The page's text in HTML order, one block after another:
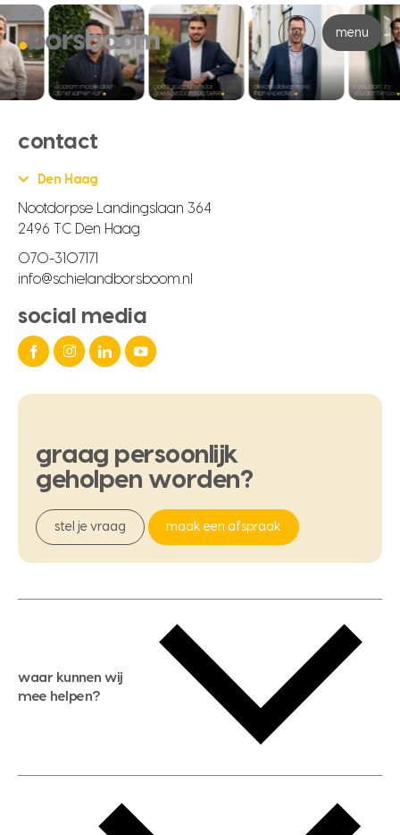
menu
contact
Den Haag
Nootdorpse Landingslaan 364
2496 TC Den Haag
070-3107171
info@schielandborsboom.nl
social media
graag persoonlijk
geholpen worden?
stel je vraag maak een afspraak
waar kunnen wij
mee helpen?
gratis zoekservice